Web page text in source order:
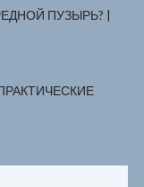
ПУЗЫРЬ? |